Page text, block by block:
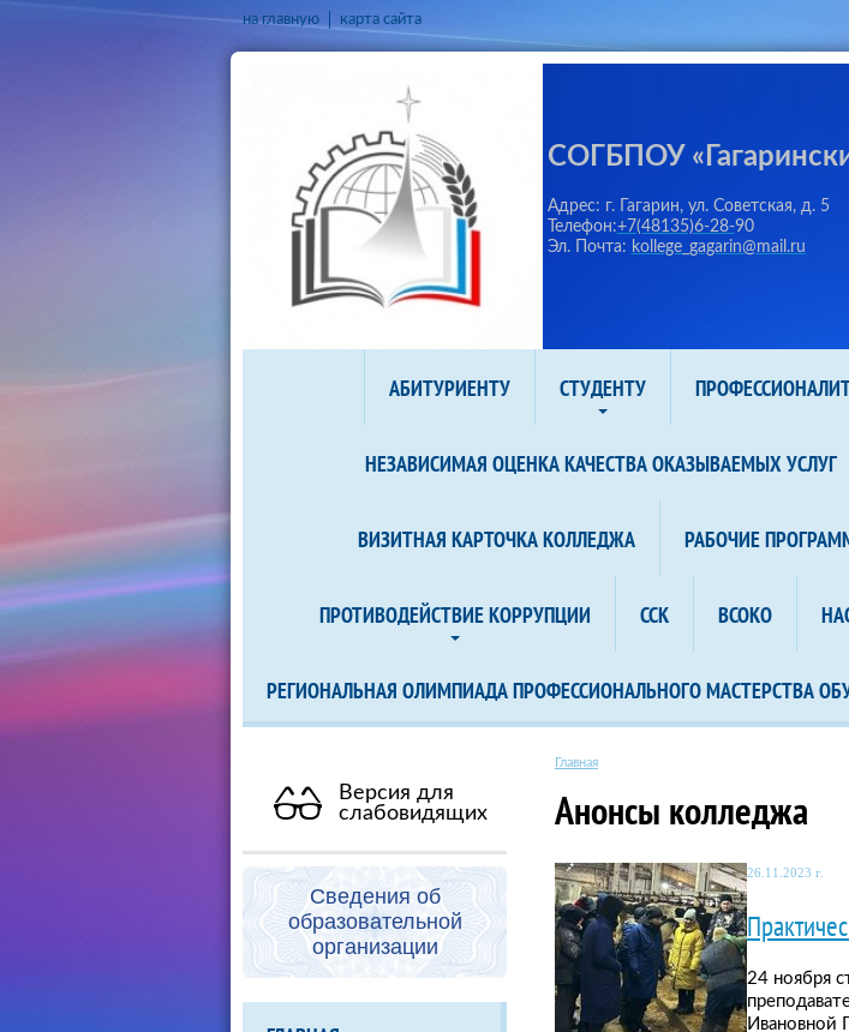
на главную карта сайта
СОГБПОУ
Адрес: г. Гагарин, ул. Советская, д. 5
Телефон:+7(48135)6-28-90
Эл. Почта: kollege_gagarin@mail.ru
АБИТУРИЕНТУ СТУДЕНТУ
НЕЗАВИСИМАЯ ОЦЕНКА КАЧЕСТВА ОКАЗЫВАЕМЫХ УСЛУГ
ВИЗИТНАЯ КАРТОЧКА КОЛЛЕДЖА РАБОЧИЕ
ПРОТИВОДЕЙСТВИЕ КОРРУПЦИИ ССК ВСОКО
РЕГИОНАЛЬНАЯ ОЛИМПИАДА ПРОФЕССИОНАЛЬНОГО МАСТЕРСТВА
Версия для
слабовидящих
Сведения об
образовательной
организации
Главная
Анонсы колледжа
26.11.2023 г.
24 ноября
Ивановной